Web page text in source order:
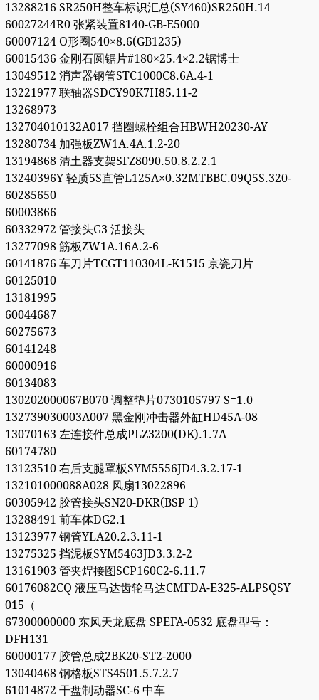
13288216 SR250H整车标识汇总(SY460)SR250H.14
60027244R0 张紧装置8140-GB-E5000
60007124 O形圈540×8.6(GB1235)
60015436 金刚石圆锯片#180×25.4×2.2锯博士
13049512 消声器钢管STC1000C8.6A.4-1
13221977 联轴器SDCY90K7H85.11-2
13268973
132704010132A017 挡圈螺栓组合HBWH20230-AY
13280734 加强板ZW1A.4A.1.2-20
13194868 清土器支架SFZ8090.50.8.2.2.1
13240396Y 轻质5S直管L125A×0.32MTBBC.09Q5S.320-
60285650
60003866
60332972 管接头G3 活接头
13277098 筋板ZW1A.16A.2-6
60141876 车刀片TCGT110304L-K1515 京瓷刀片
60125010
13181995
60044687
60275673
60141248
60000916
60134083
130202000067B070 调整垫片0730105797 S=1.0
132739030003A007 黑金刚冲击器外缸HD45A-08
13070163 左连接件总成PLZ3200(DK).1.7A
60174780
13123510 右后支腿罩板SYM5556JD4.3.2.17-1
132101000088A028 风扇13022896
60305942 胶管接头SN20-DKR(BSP 1)
13288491 前车体DG2.1
13123977 钢管YLA20.2.3.11-1
13275325 挡泥板SYM5463JD3.3.2-2
13161903 管夹焊接图SCP160C2-6.11.7
60176082CQ 液压马达齿轮马达CMFDA-E325-ALPSQSY
015（
67300000000 东风天龙底盘 SPEFA-0532 底盘型号：
DFH131
60000177 胶管总成2BK20-ST2-2000
13040468 钢格板STS4501.5.7.2.7
61014872 干盘制动器SC-6 中车